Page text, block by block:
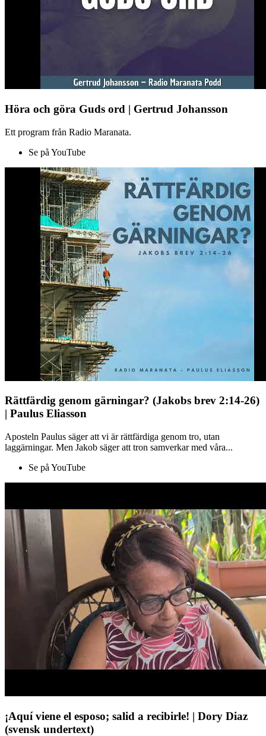
Höra och göra Guds ord | Gertrud Johansson
Ett program från Radio Maranata.
Se på YouTube
Rättfärdig genom gärningar? (Jakobs brev 2:14-26)
| Paulus Eliasson
Aposteln Paulus säger att vi är rättfärdiga genom tro, utan
laggärningar. Men Jakob säger att tron samverkar med våra...
Se på YouTube
¡Aquí viene el esposo; salid a recibirle! | Dory Diaz
(svensk undertext)